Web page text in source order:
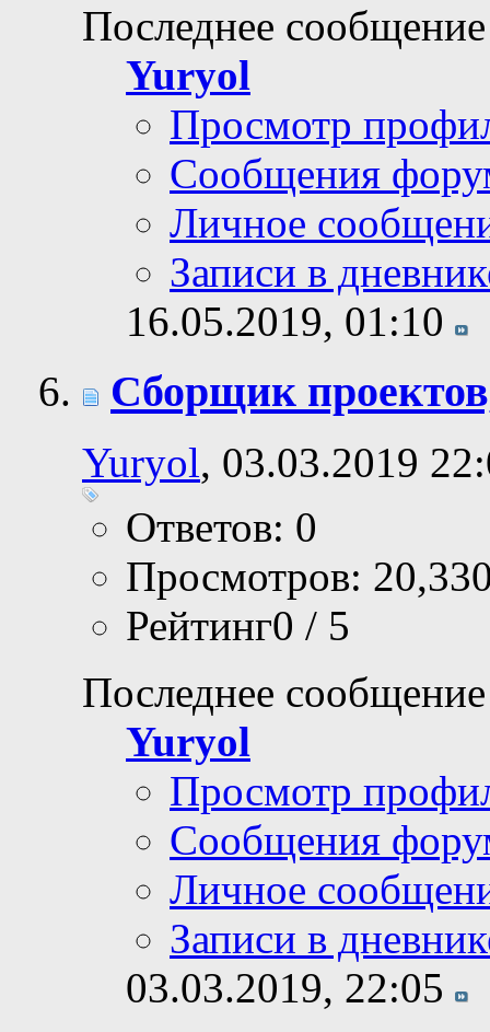
Последнее
Yuryol
Просмотр
Сообщения
Личное
Записи в
16.05.2019, 01:10
Сборщик
Yuryol, 03.03.2019
Ответов: 0
Просмотров:
Рейтинг0 / 5
Последнее
Yuryol
Просмотр
Сообщения
Личное
Записи в
03.03.2019, 22:05